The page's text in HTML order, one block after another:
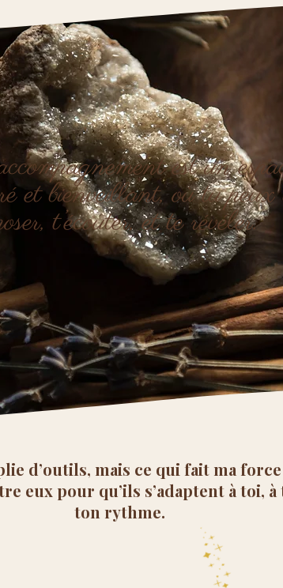
est un
et bienveillant, où tu peux
t’écouter, et te révéler.
d’outils, mais ce qui fait ma
eux pour qu’ils s’adaptent à toi,
ton rythme.